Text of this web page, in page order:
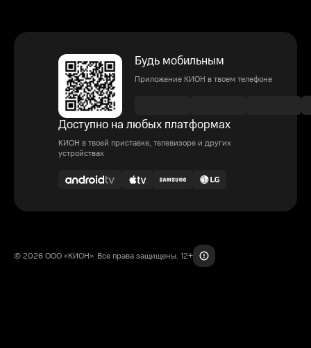
Будь мобильным
Приложение КИОН в твоем телефоне
Доступно на любых платформах
КИОН в твоей приставке, телевизоре и других
устройствах
© 2026 ООО «КИОН». Все права защищены. 12+